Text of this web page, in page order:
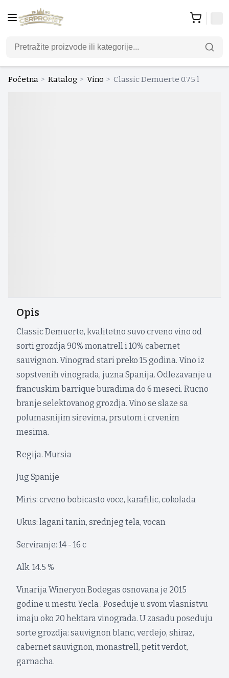
Početna > Katalog > Vino > Classic Demuerte 0.75 l
Opis
Classic Demuerte, kvalitetno suvo crveno vino od
sorti grozdja 90% monatrell i 10% cabernet
sauvignon. Vinograd stari preko 15 godina. Vino iz
sopstvenih vinograda, juzna Spanija. Odlezavanje u
francuskim barrique buradima do 6 meseci. Rucno
branje selektovanog grozdja. Vino se slaze sa
polumasnijim sirevima, prsutom i crvenim
mesima.
Regija. Mursia
Jug Spanije
Miris: crveno bobicasto voce, karafilic, cokolada
Ukus: lagani tanin, srednjeg tela, vocan
Serviranje: 14 - 16 c
Alk. 14.5 %
Vinarija Wineryon Bodegas osnovana je 2015
godine u mestu Yecla . Poseduje u svom vlasnistvu
imaju oko 20 hektara vinograda. U zasadu poseduju
sorte grozdja: sauvignon blanc, verdejo, shiraz,
cabernet sauvignon, monastrell, petit verdot,
garnacha.